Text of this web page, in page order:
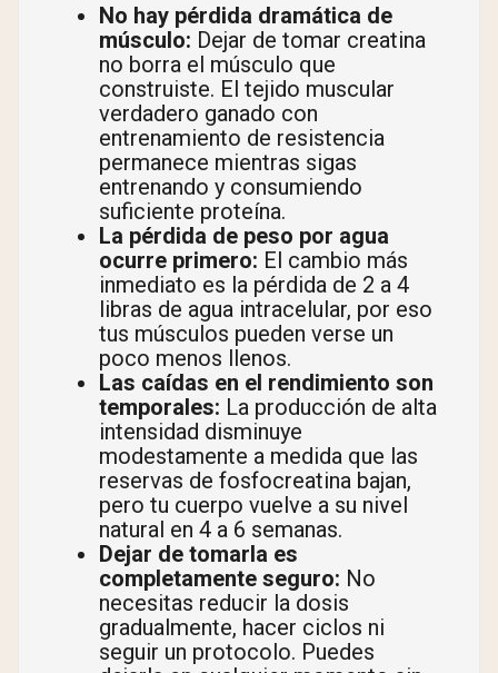
No hay pérdida dramática de
músculo: Dejar de tomar creatina
no borra el músculo que
construiste. El tejido muscular
verdadero ganado con
entrenamiento de resistencia
permanece mientras sigas
entrenando y consumiendo
suficiente proteína.
La pérdida de peso por agua
ocurre primero: El cambio más
inmediato es la pérdida de 2 a 4
libras de agua intracelular, por eso
tus músculos pueden verse un
poco menos llenos.
Las caídas en el rendimiento son
temporales: La producción de alta
intensidad disminuye
modestamente a medida que las
reservas de fosfocreatina bajan,
pero tu cuerpo vuelve a su nivel
natural en 4 a 6 semanas.
Dejar de tomarla es
completamente seguro: No
necesitas reducir la dosis
gradualmente, hacer ciclos ni
seguir un protocolo. Puedes